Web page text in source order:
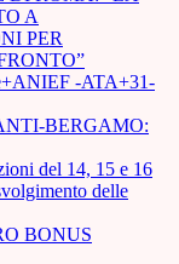
A
PER
-ATA+31-
BERGAMO:
del 14, 15 e 16
delle
BONUS